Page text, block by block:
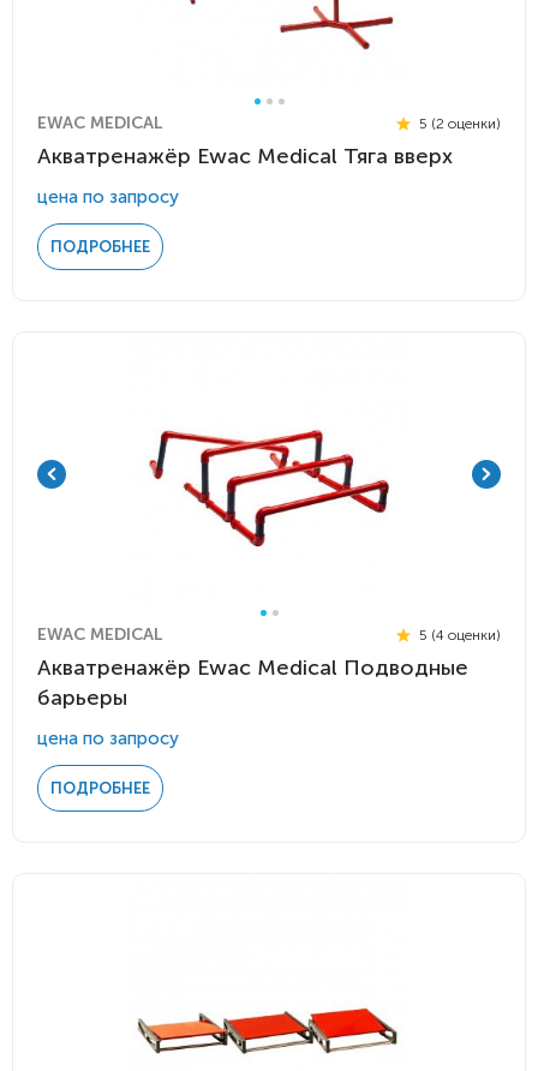
EWAC MEDICAL 5 (2 оценки)
Акватренажёр Ewac Medical Тяга вверх
цена по запросу
ПОДРОБНЕЕ
EWAC MEDICAL 5 (4 оценки)
Акватренажёр Ewac Medical Подводные
барьеры
цена по запросу
ПОДРОБНЕЕ